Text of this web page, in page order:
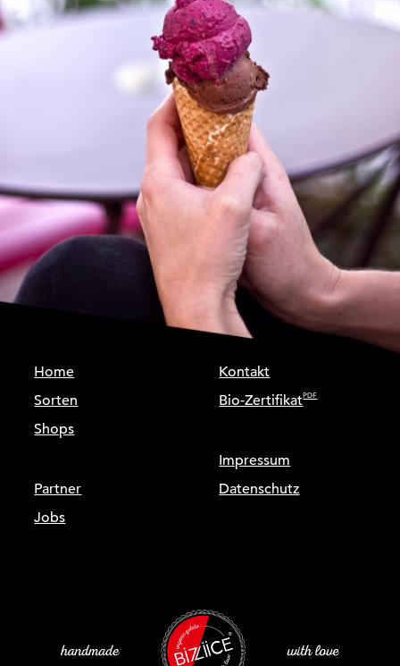
Home
Sorten
Shops
Partner
Jobs
Kontakt
Bio-Zertifikat
Impressum
Datenschutz